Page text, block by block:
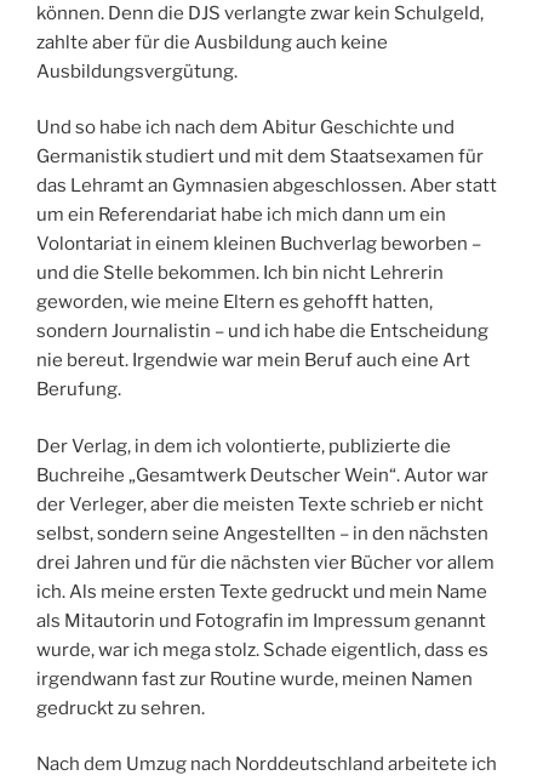
können. Denn die DJS verlangte zwar kein Schulgeld,
zahlte aber für die Ausbildung auch keine
Ausbildungsvergütung.
Und so habe ich nach dem Abitur Geschichte und
Germanistik studiert und mit dem Staatsexamen für
das Lehramt an Gymnasien abgeschlossen. Aber statt
um ein Referendariat habe ich mich dann um ein
Volontariat in einem kleinen Buchverlag beworben –
und die Stelle bekommen. Ich bin nicht Lehrerin
geworden, wie meine Eltern es gehofft hatten,
sondern Journalistin – und ich habe die Entscheidung
nie bereut. Irgendwie war mein Beruf auch eine Art
Berufung.
Der Verlag, in dem ich volontierte, publizierte die
Buchreihe „Gesamtwerk Deutscher Wein“. Autor war
der Verleger, aber die meisten Texte schrieb er nicht
selbst, sondern seine Angestellten – in den nächsten
drei Jahren und für die nächsten vier Bücher vor allem
ich. Als meine ersten Texte gedruckt und mein Name
als Mitautorin und Fotografin im Impressum genannt
wurde, war ich mega stolz. Schade eigentlich, dass es
irgendwann fast zur Routine wurde, meinen Namen
gedruckt zu sehren.
Nach dem Umzug nach Norddeutschland arbeitete ich